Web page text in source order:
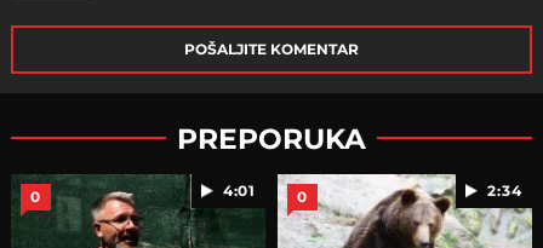
POŠALJITE KOMENTAR
PREPORUKA
4:01
0 2:34
0